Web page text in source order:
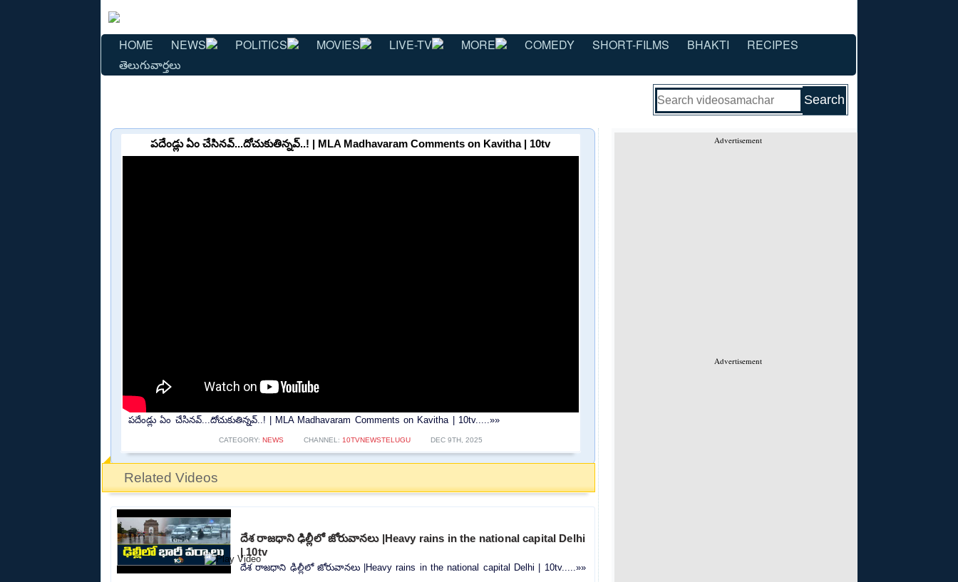
HOME NEWS POLITICS MOVIES LIVE-TV MORE COMEDY SHORT-FILMS BHAKTI
RECIPES
తెలుగువార్తలు
Advertisement
Advertisement
పదేండ్లు ఏం చేసినవ్‌...దోచుకుతిన్నవ్‌..! | MLA Madhavaram Comments on Kavitha | 10tv
పదేండ్లు ఏం చేసినవ్‌...దోచుకుతిన్నవ్‌..! | MLA Madhavaram Comments on Kavitha | 10tv.....»»
CATEGORY: NEWS CHANNEL: 10TVNEWSTELUGU DEC 9TH, 2025
Related Videos
దేశ రాజధాని ఢిల్లీలో జోరువానలు |Heavy rains in the national capital Delhi
| 10tv
దేశ రాజధాని ఢిల్లీలో జోరువానలు |Heavy rains in the national capital Delhi | 10tv.....»»